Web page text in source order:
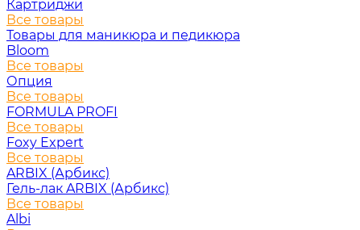
Картриджи
Все товары
Товары для маникюра и педикюра
Bloom
Все товары
Опция
Все товары
FORMULA PROFI
Все товары
Foxy Expert
Все товары
ARBIX (Арбикс)
Гель-лак ARBIX (Арбикс)
Все товары
Albi